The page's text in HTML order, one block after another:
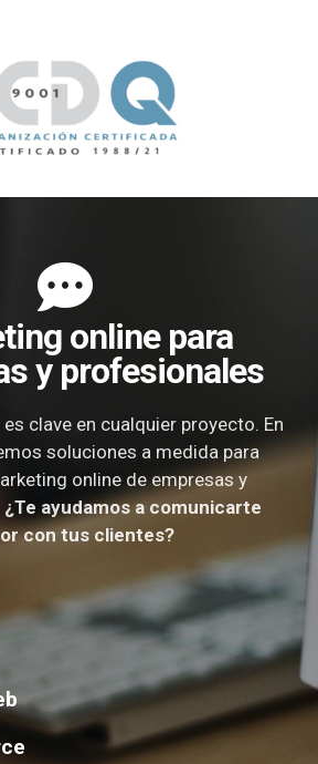
online para
y profesionales
clave en cualquier proyecto. En
soluciones a medida para
online de empresas y
¿Te ayudamos a comunicarte
con tus clientes?